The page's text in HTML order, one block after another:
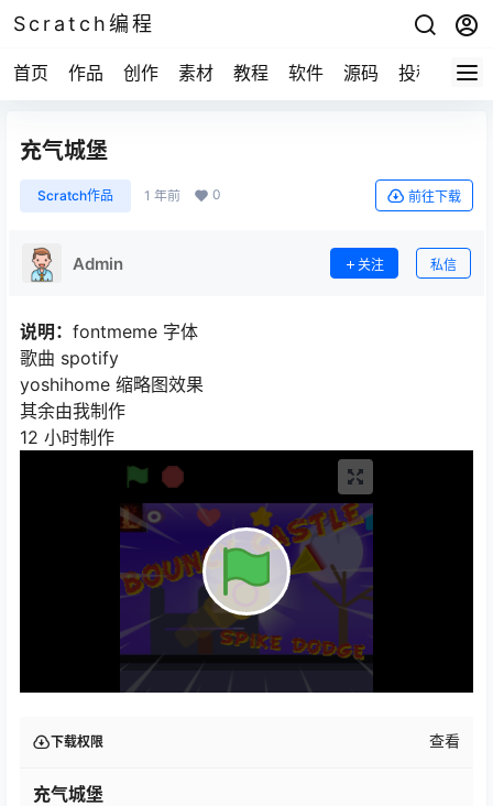
Scratch编程
首页 作品 创作 素材 教程 软件 源码 投稿 关于
充气城堡
Scratch作品 1 年前 0 前往下载
Admin 关注 私信
说明： fontmeme 字体
歌曲 spotify
yoshihome 缩略图效果
其余由我制作
12 小时制作
下载权限 查看
充气城堡